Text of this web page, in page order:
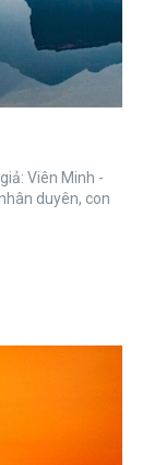
Viên Minh -